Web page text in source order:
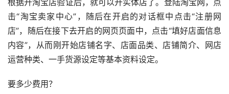
根据开淘宝店验证后，就可以开实体店了。登陆淘宝网，点
击“淘宝卖家中心”，随后在开启的对话框中点击“注册网
店”，随后在接下去开启的网页页面中，点击“填好店面信息
内容”，从而刚开始店铺名字、店面品类、店铺简介、网店
运营种类、一手货源设定等基本资料设定。
要多少费用？